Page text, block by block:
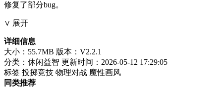
修复了部分bug。
∨ 展开
详细信息
大小：55.7MB 版本：V2.2.1
分类：休闲益智 更新时间：2026-05-12 17:29:05
标签 投掷竞技 物理对战 魔性画风
同类推荐